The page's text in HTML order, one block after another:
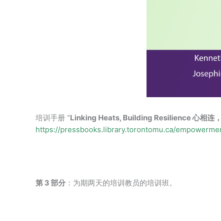
培训手册 “Linking Heats, Building Resilience 心相连
https://pressbooks.library.torontomu.ca/
第 3 部分 ：为期两天的培训教员的培训班。